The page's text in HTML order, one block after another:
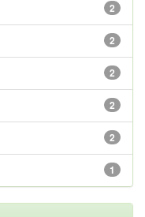
2
2
2
2
2
1